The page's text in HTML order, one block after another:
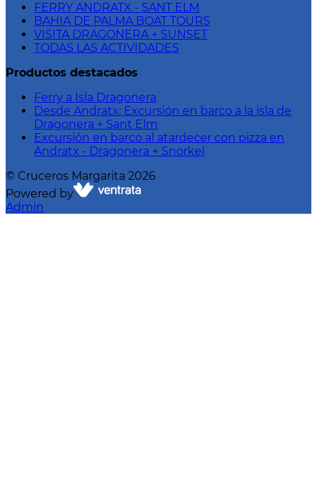
FERRY ANDRATX - SANT ELM
BAHIA DE PALMA BOAT TOURS
VISITA DRAGONERA + SUNSET
TODAS LAS ACTIVIDADES
Productos destacados
Ferry a Isla Dragonera
Desde Andratx: Excursión en barco a la isla de
Dragonera + Sant Elm
Excursión en barco al atardecer con pizza en
Andratx - Dragonera + Snorkel
© Cruceros Margarita 2026
Powered by
Admin